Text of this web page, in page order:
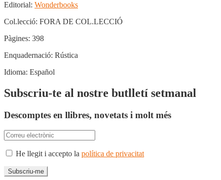
Editorial: Wonderbooks
Col.lecció: FORA DE COL.LECCIÓ
Pàgines: 398
Enquadernació: Rústica
Idioma: Español
Subscriu-te al nostre butlletí setmanal
Descomptes en llibres, novetats i molt més
He llegit i accepto la política de privacitat